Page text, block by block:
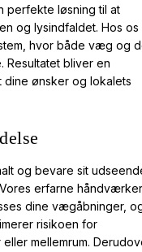
perfekte løsning til at
og lysindfaldet. Hos os
hvor både væg og
Resultatet bliver en
dine ønsker og lokalets
og bevare sit
erfarne
dine vægåbninger,
risikoen for
mellemrum.